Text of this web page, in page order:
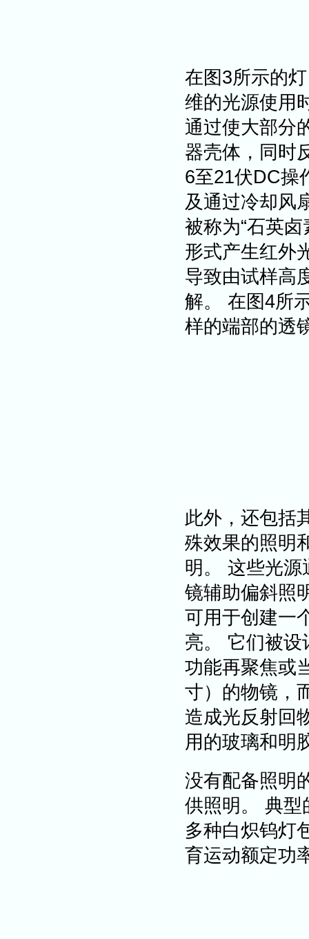
在图3所示的
维的光源使用
通过使大部分
器壳体，同时
6至21伏DC操
及通过冷却风
被称为“石英
形式产生红外
导致由试样高
解。 在图4所
样的端部的透
此外，还包括
殊效果的照明
明。 这些光源
镜辅助偏斜照
可用于创建一
亮。 它们被设
功能再聚焦或
寸）的物镜，
造成光反射回
用的玻璃和明
没有配备照明
供照明。 典型
多种白炽钨灯
育运动额定功